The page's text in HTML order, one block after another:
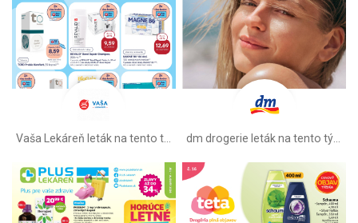
Vaša Lekáreň leták na tento týždeň dm drogerie leták na tento týždeň